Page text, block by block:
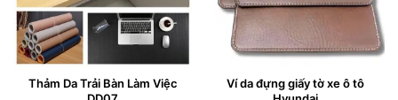
Thảm Da Trải Bàn Làm Việc
Ví da đựng giấy tờ xe ô tô